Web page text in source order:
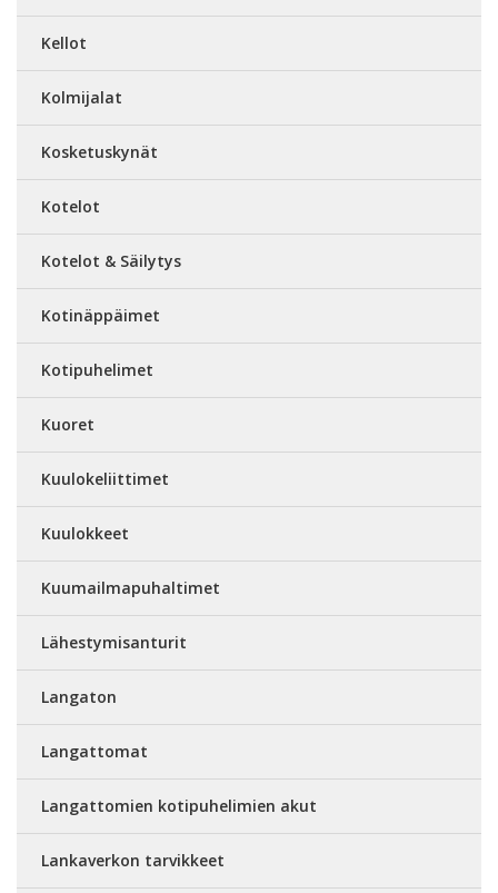
Kellot
Kolmijalat
Kosketuskynät
Kotelot
Kotelot & Säilytys
Kotinäppäimet
Kotipuhelimet
Kuoret
Kuulokeliittimet
Kuulokkeet
Kuumailmapuhaltimet
Lähestymisanturit
Langaton
Langattomat
Langattomien kotipuhelimien akut
Lankaverkon tarvikkeet